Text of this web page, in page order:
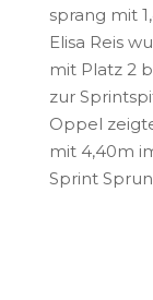
sprang mit
Elisa Reis
mit Platz 2
zur
Oppel
mit 4,40m
Sprint